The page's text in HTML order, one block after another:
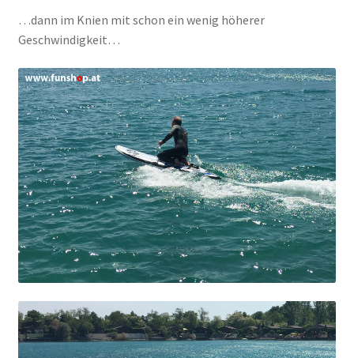
…dann im Knien mit schon ein wenig höherer
Geschwindigkeit…